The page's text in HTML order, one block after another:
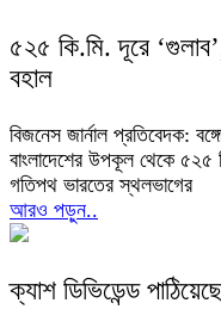
৫২৫ কি.মি. দূরে
বহাল
বিজনেস জার্নাল প্রতিবেদক:
বাংলাদেশের উপকূল থেকে ৫২৫
গতিপথ ভারতের স্থলভাগের
আরও পড়ুন..
ক্যাশ ডিভিডেন্ড